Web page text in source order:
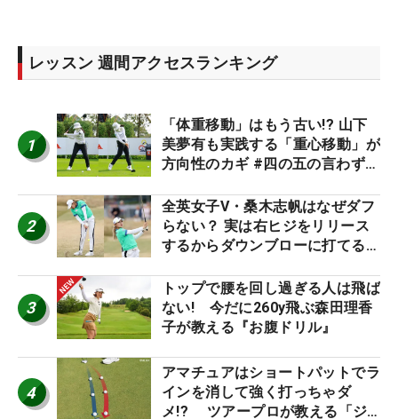
レッスン 週間アクセスランキング
1
「体重移動」はもう古い!? 山下
美夢有も実践する「重心移動」が
方向性のカギ #四の五の言わず振
2
全英女子V・桑木志帆はなぜダフ
らない？ 実は右ヒジをリリース
するからダウンブローに打てる #
3
トップで腰を回し過ぎる人は飛ば
ない! 今だに260y飛ぶ森田理香
子が教える『お腹ドリル』
4
アマチュアはショートパットでラ
インを消して強く打っちゃダ
メ!? ツアープロが教える「ジ